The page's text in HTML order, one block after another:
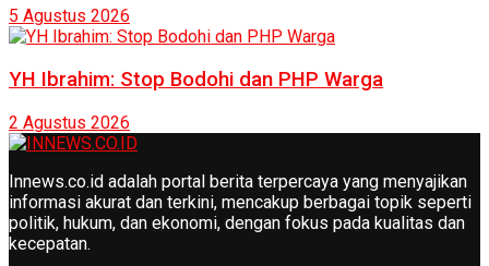
5 Agustus 2026
YH Ibrahim: Stop Bodohi dan PHP Warga
2 Agustus 2026
Innews.co.id adalah portal berita terpercaya yang menyajikan
informasi akurat dan terkini, mencakup berbagai topik seperti
politik, hukum, dan ekonomi, dengan fokus pada kualitas dan
kecepatan.